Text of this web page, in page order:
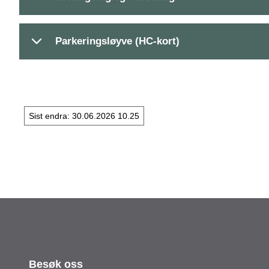
Parkeringsløyve (HC-kort)
Sist endra 30.06.2026 10.25
Besøk oss